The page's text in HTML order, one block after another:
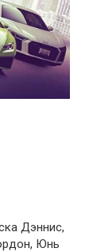
Дэннис,
Юнь